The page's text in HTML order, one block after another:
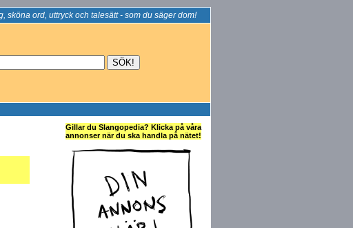
sköna ord, uttryck och talesätt - som du säger dom!
Gillar du Slangopedia? Klicka på våra
annonser när du ska handla på nätet!